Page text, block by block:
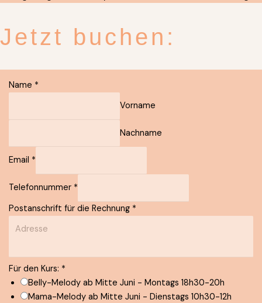
Jetzt buchen:
Name *
Vorname
Nachname
Email *
Telefonnummer *
Postanschrift für die Rechnung *
Für den Kurs: *
Belly-Melody ab Mitte Juni - Montags 18h30-20h
Mama-Melody ab Mitte Juni - Dienstags 10h30-12h